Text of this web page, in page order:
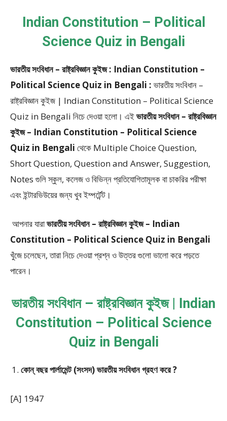
Indian Constitution – Political
Science Quiz in Bengali
ভারতীয় সংবিধান – রাষ্ট্রবিজ্ঞান কুইজ : Indian Constitution –
Political Science Quiz in Bengali : ভারতীয় সংবিধান –
রাষ্ট্রবিজ্ঞান কুইজ | Indian Constitution – Political Science
Quiz in Bengali নিচে দেওয়া হলো। এইভারতীয় সংবিধান – রাষ্ট্রবিজ্ঞান
কুইজ – Indian Constitution – Political Science
Quiz in Bengali থেকে Multiple Choice Question,
Short Question, Question and Answer, Suggestion,
Notes গুলি স্কুল, কলেজ ও বিভিন্ন প্রতিযোগিতামূলক বা চাকরির পরীক্ষা
এবং ইন্টারভিউয়ের জন্য খুব ইম্পর্টেন্ট।
আপনার যারাভারতীয় সংবিধান – রাষ্ট্রবিজ্ঞান কুইজ – Indian
Constitution – Political Science Quiz in Bengali
খুঁজে চলেছেন, তারা নিচে দেওয়া প্রশ্ন ও উত্তর গুলো ভালো করে পড়তে
পারেন।
ভারতীয় সংবিধান – রাষ্ট্রবিজ্ঞান কুইজ | Indian
Constitution – Political Science
Quiz in Bengali
কোন্ বছর পার্লামেন্ট (সংসদ) ভারতীয় সংবিধানগ্রহণ করে ?
[A] 1947